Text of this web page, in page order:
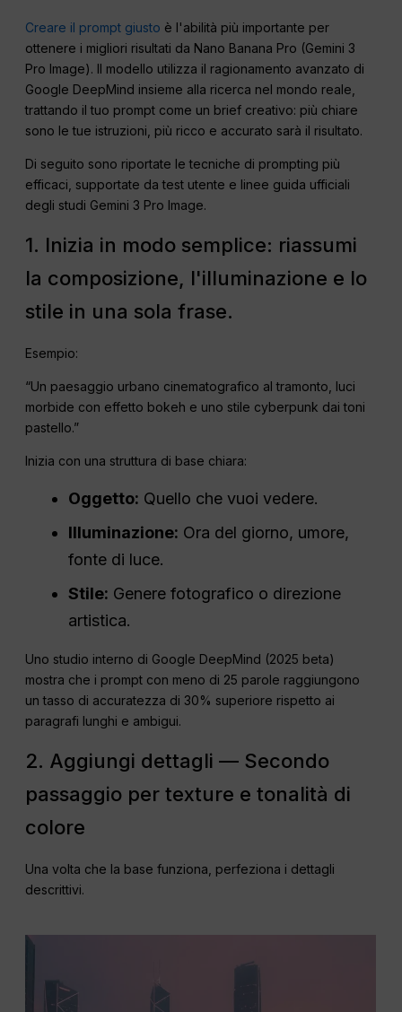
Creare il prompt giusto è l'abilità più importante per
ottenere i migliori risultati da Nano Banana Pro (Gemini 3
Pro Image). Il modello utilizza il ragionamento avanzato di
Google DeepMind insieme alla ricerca nel mondo reale,
trattando il tuo prompt come un brief creativo: più chiare
sono le tue istruzioni, più ricco e accurato sarà il risultato.
Di seguito sono riportate le tecniche di prompting più
efficaci, supportate da test utente e linee guida ufficiali
degli studi Gemini 3 Pro Image.
1. Inizia in modo semplice: riassumi
la composizione, l'illuminazione e lo
stile in una sola frase.
Esempio:
“Un paesaggio urbano cinematografico al tramonto, luci
morbide con effetto bokeh e uno stile cyberpunk dai toni
pastello.”
Inizia con una struttura di base chiara:
Oggetto: Quello che vuoi vedere.
Illuminazione: Ora del giorno, umore,
fonte di luce.
Stile: Genere fotografico o direzione
artistica.
Uno studio interno di Google DeepMind (2025 beta)
mostra che i prompt con meno di 25 parole raggiungono
un tasso di accuratezza di 30% superiore rispetto ai
paragrafi lunghi e ambigui.
2. Aggiungi dettagli — Secondo
passaggio per texture e tonalità di
colore
Una volta che la base funziona, perfeziona i dettagli
descrittivi.